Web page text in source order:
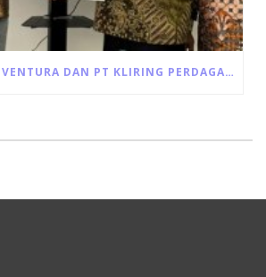
BAHANA ARTHA VENTURA DAN PT KLIRING PERDAGANGAN BERJANGKA INDONESIA JALIN KERJA SAMA PEMANFAATAN JASA LAYANAN RESI GUDANG